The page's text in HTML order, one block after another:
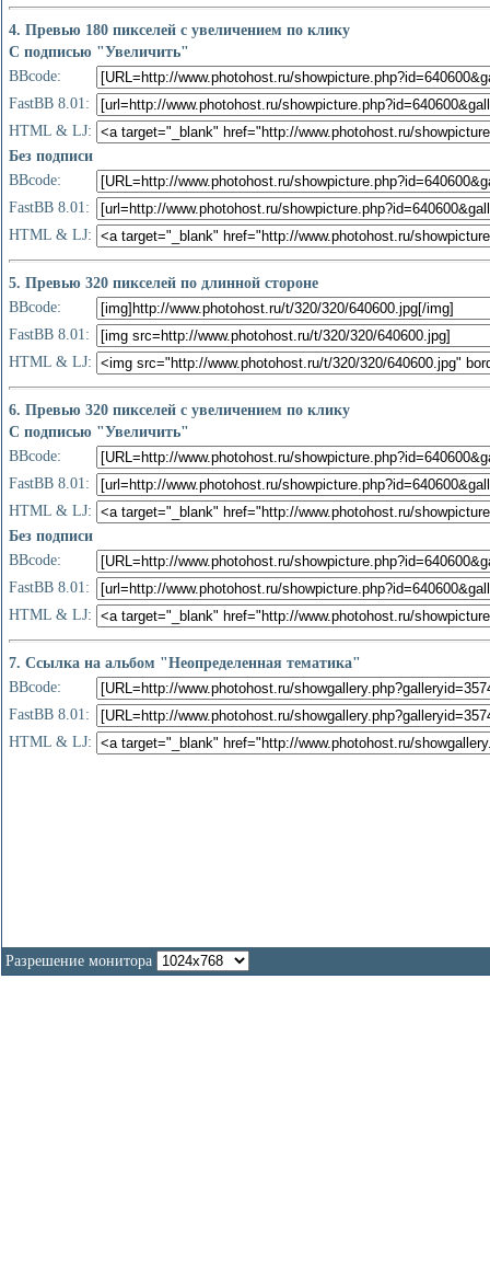
4. Превью 180 пикселей с увеличением по клику
С подписью "Увеличить"
BBcode:
FastBB 8.01:
HTML & LJ:
Без подписи
BBcode:
FastBB 8.01:
HTML & LJ:
5. Превью 320 пикселей по длинной стороне
BBcode:
FastBB 8.01:
HTML & LJ:
6. Превью 320 пикселей с увеличением по клику
С подписью "Увеличить"
BBcode:
FastBB 8.01:
HTML & LJ:
Без подписи
BBcode:
FastBB 8.01:
HTML & LJ:
7. Ссылка на альбом "Неопределенная тематика"
BBcode:
FastBB 8.01:
HTML & LJ:
Разрешение монитора